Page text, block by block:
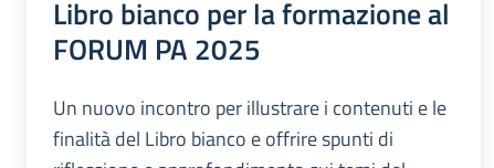
Libro bianco per la formazione al
FORUM PA 2025
Un nuovo incontro per illustrare i contenuti e le
finalità del Libro bianco e offrire spunti di